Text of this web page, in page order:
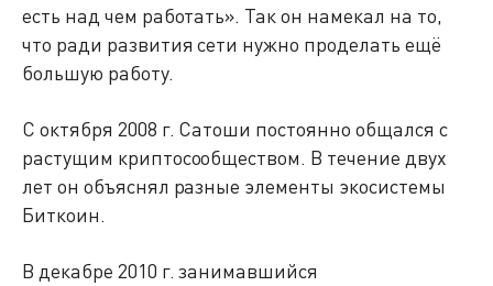
есть над чем работать». Так он намекал на то,
что ради развития сети нужно проделать ещё
большую работу.
С октября 2008 г. Сатоши постоянно общался с
растущим криптосообществом. В течение двух
лет он объяснял разные элементы экосистемы
Биткоин.
В декабре 2010 г. занимавшийся